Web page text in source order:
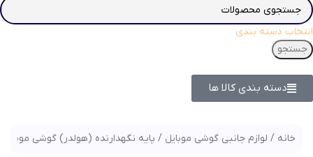
انتخاب دسته بندی
جستجو
دسته بندی کالا ها
خانه لوازم جانبی گوشی موبایل پایه نگهدارنده (هولدر) گوشی موبایل